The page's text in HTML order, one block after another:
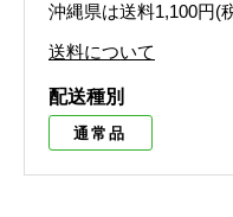
沖縄県は送料1,100円(
送料について
配送種別
通常品